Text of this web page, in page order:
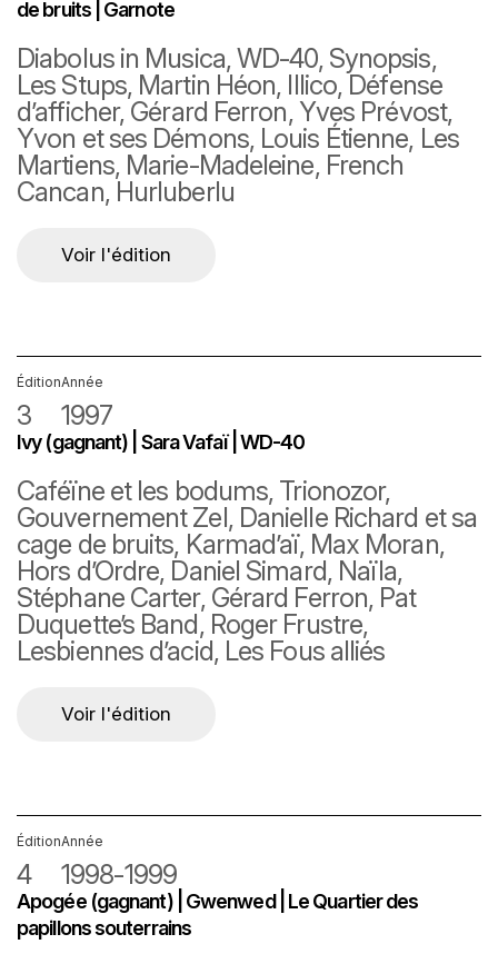
de bruits | Garnote
Diabolus in Musica, WD-40, Synopsis,
Les Stups, Martin Héon, Illico, Défense
d’afficher, Gérard Ferron, Yves Prévost,
Yvon et ses Démons, Louis Étienne, Les
Martiens, Marie-Madeleine, French
Cancan, Hurluberlu
Voir l'édition
Édition
3
Année
1997
Ivy (gagnant) | Sara Vafaï | WD-40
Caféïne et les bodums, Trionozor,
Gouvernement Zel, Danielle Richard et sa
cage de bruits, Karmad’aï, Max Moran,
Hors d’Ordre, Daniel Simard, Naïla,
Stéphane Carter, Gérard Ferron, Pat
Duquette’s Band, Roger Frustre,
Lesbiennes d’acid, Les Fous alliés
Voir l'édition
Édition
4
Année
1998-1999
Apogée (gagnant) | Gwenwed | Le Quartier des
papillons souterrains